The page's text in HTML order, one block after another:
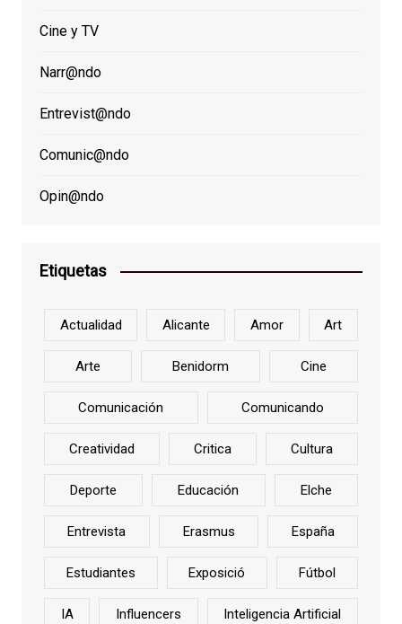
Cine y TV
Narr@ndo
Entrevist@ndo
Comunic@ndo
Opin@ndo
Etiquetas
Actualidad Alicante Amor Art
Arte Benidorm Cine
Comunicación Comunicando
Creatividad Critica Cultura
Deporte Educación Elche
Entrevista Erasmus España
Estudiantes Exposició Fútbol
IA Influencers Inteligencia Artificial